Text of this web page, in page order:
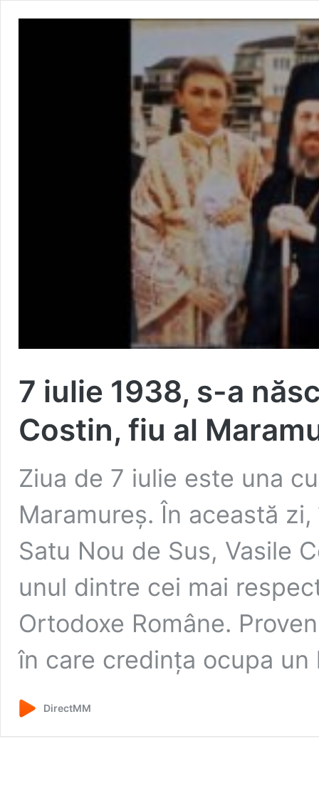
7 iulie 1938, s-a
Costin, fiu al
Ziua de 7 iulie este una
Maramureș. În această
Satu Nou de Sus, Vasile
unul dintre cei mai
Ortodoxe Române.
în care credința ocupa
DirectMM